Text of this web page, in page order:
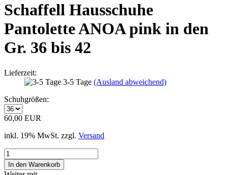
Schaffell Hausschuhe
Pantolette ANOA pink in den
Gr. 36 bis 42
Lieferzeit:
3-5 Tage (Ausland abweichend)
Schuhgrößen:
60,00 EUR
inkl. 19% MwSt. zzgl. Versand